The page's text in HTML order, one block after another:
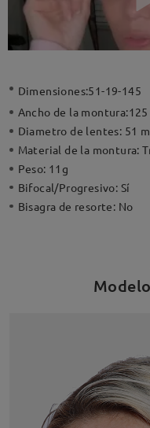
Dimensiones:51-19-145
Ancho de la montura:
Diametro de lentes: 51
Material de la montura:
Peso: 11g
Bifocal/Progresivo: Sí
Bisagra de resorte: No